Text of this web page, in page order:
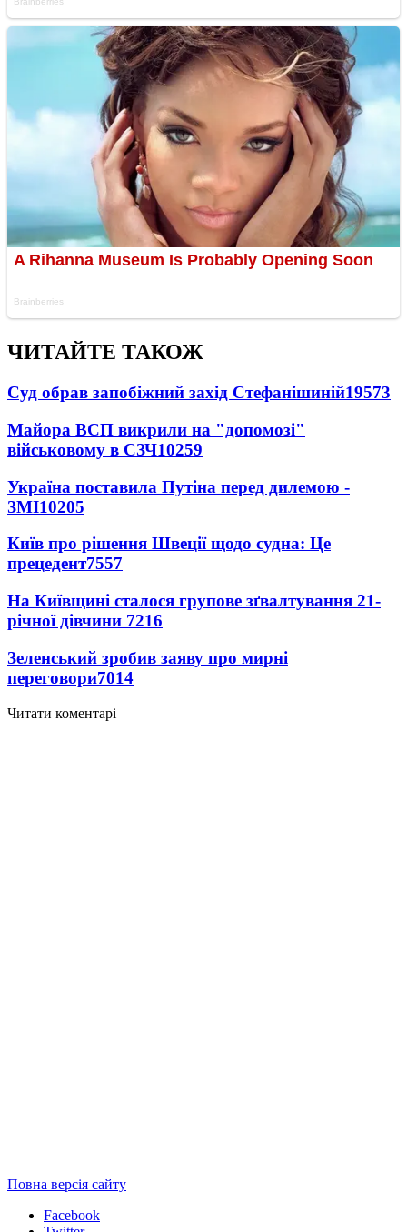
ЧИТАЙТЕ ТАКОЖ
Суд обрав запобіжний захід Стефанішиній19573
Майора ВСП викрили на "допомозі"
військовому в СЗЧ10259
Україна поставила Путіна перед дилемою -
ЗМІ10205
Київ про рішення Швеції щодо судна: Це
прецедент7557
На Київщині сталося групове зґвалтування 21-
річної дівчини 7216
Зеленський зробив заяву про мирні
переговори7014
Читати коментарі
Повна версія сайту
Facebook